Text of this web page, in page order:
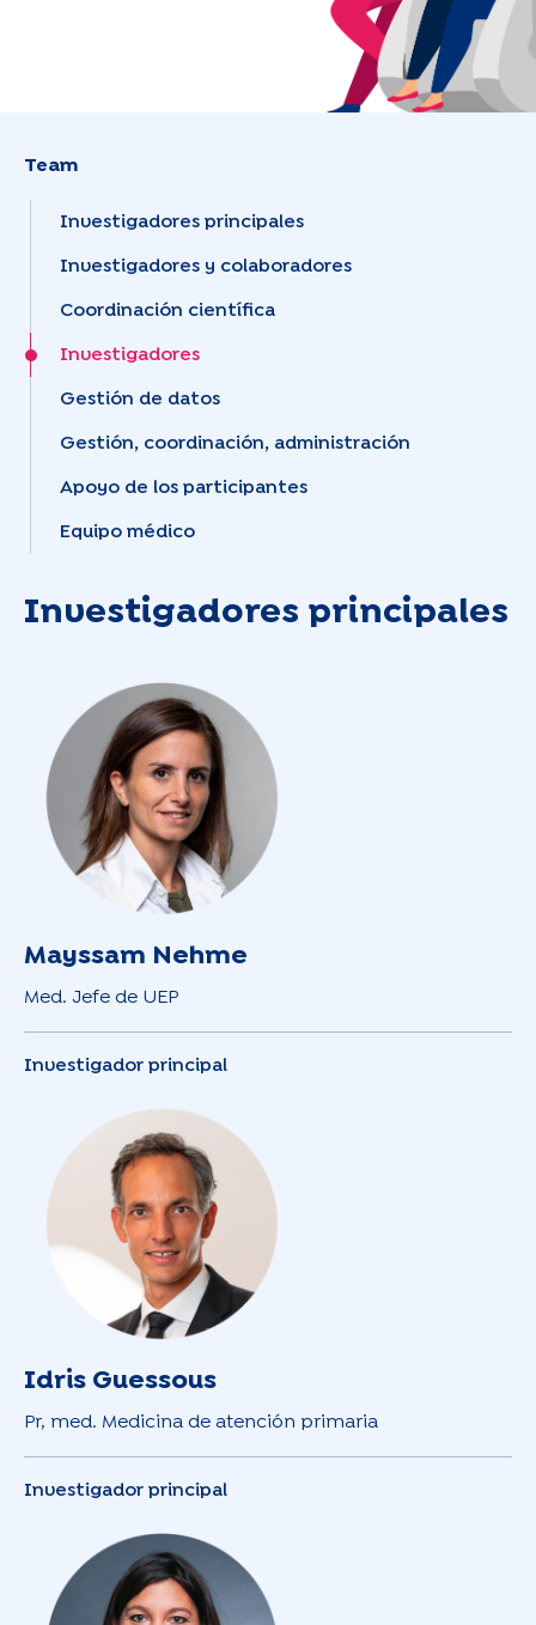
Team
Investigadores principales
Investigadores y colaboradores
Coordinación científica
Investigadores
Gestión de datos
Gestión, coordinación, administración
Apoyo de los participantes
Equipo médico
Investigadores principales
Mayssam Nehme
Med. Jefe de UEP
Investigador principal
Idris Guessous
Pr, med. Medicina de atención primaria
Investigador principal